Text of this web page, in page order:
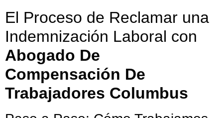
El Proceso de Reclamar una
Indemnización Laboral con
Abogado De
Compensación De
Trabajadores Columbus